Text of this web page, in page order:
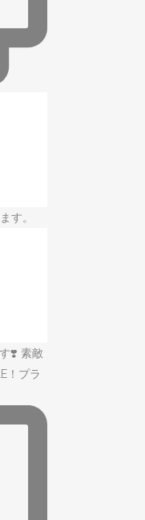
す。
❣️ 素敵
！プラ